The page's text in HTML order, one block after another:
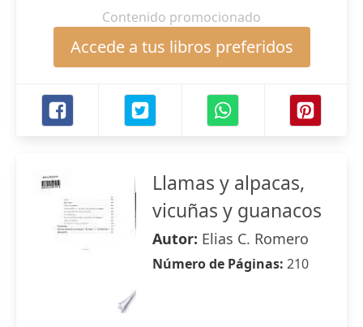
Contenido promocionado
Accede a tus libros preferidos
Llamas y alpacas,
vicuñas y guanacos
Autor: Elias C. Romero
Número de Páginas: 210